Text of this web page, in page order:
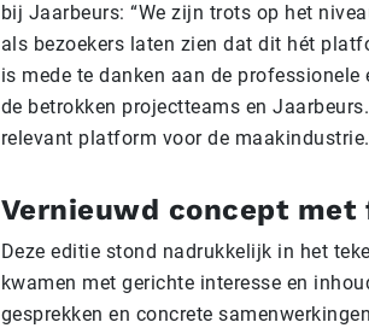
bij Jaarbeurs: “We zijn trots op het
als bezoekers laten zien dat dit hét
is mede te danken aan de
de betrokken projectteams en
relevant platform voor de
Vernieuwd concept
Deze editie stond nadrukkelijk in het
kwamen met gerichte interesse en
gesprekken en concrete